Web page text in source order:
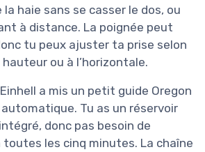
haie sans se casser le dos, ou
à distance. La poignée peut
tu peux ajuster ta prise selon
ou à l’horizontale.
Einhell a mis un petit guide Oregon
Tu as un réservoir
donc pas besoin de
toutes les cinq minutes. La chaîne